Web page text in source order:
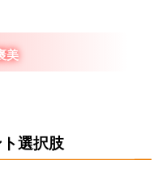
美
選択肢